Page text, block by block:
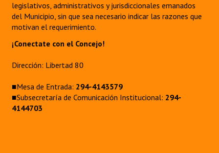
legislativos, administrativos y jurisdiccionales emanados
del Municipio, sin que sea necesario indicar las razones que
motivan el requerimiento.
¡Conectate con el Concejo!
Dirección: Libertad 80
■Mesa de Entrada: 294-4143579
■Subsecretaría de Comunicación Institucional: 294-
4144703